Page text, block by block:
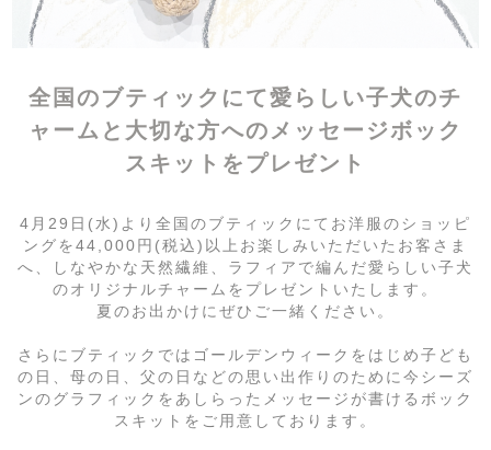
全国のブティックにて愛らしい子犬のチ
ャームと大切な方へのメッセージボック
スキットをプレゼント
4月29日(水)より全国のブティックにてお洋服のショッピ
ングを44,000円(税込)以上お楽しみいただいたお客さま
へ、しなやかな天然繊維、ラフィアで編んだ愛らしい子犬
のオリジナルチャームをプレゼントいたします。
夏のお出かけにぜひご一緒ください。
さらにブティックではゴールデンウィークをはじめ子ども
の日、母の日、父の日などの思い出作りのために今シーズ
ンのグラフィックをあしらったメッセージが書けるボック
スキットをご用意しております。